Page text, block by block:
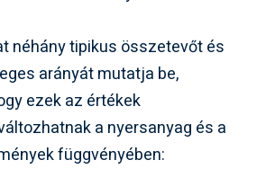
néhány tipikus összetevőt és
arányát mutatja be,
ezek az értékek
a nyersanyag és a
függvényében: